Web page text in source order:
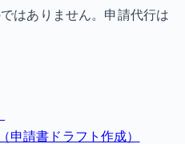
はありません。申請代行は
申請書ドラフト作成）